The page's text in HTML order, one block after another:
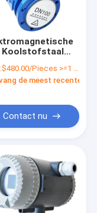
Koolstofstaal
s Verbinden het
16 bits voor
$480.00/Pieces >=1 Pieces
de meest recente
Contact nu